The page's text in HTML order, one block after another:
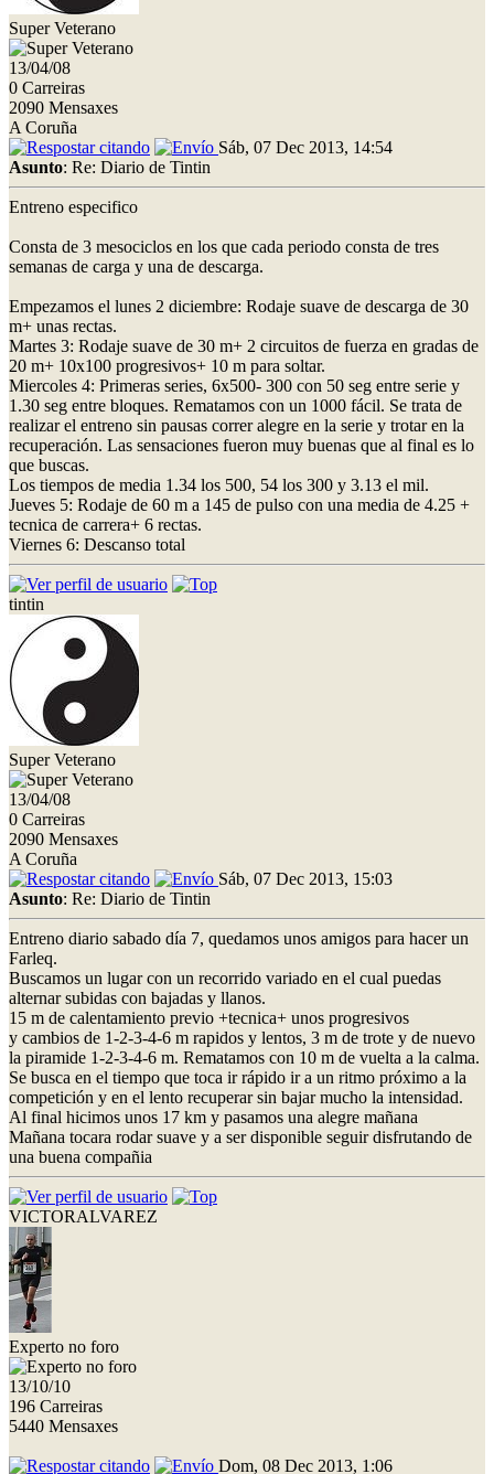
Super Veterano
13/04/08
0 Carreiras
2090 Mensaxes
A Coruña
Sáb, 07 Dec 2013, 14:54
Asunto: Re: Diario de Tintin
Entreno especifico
Consta de 3 mesociclos en los que cada periodo consta de tres
semanas de carga y una de descarga.
Empezamos el lunes 2 diciembre: Rodaje suave de descarga de 30
m+ unas rectas.
Martes 3: Rodaje suave de 30 m+ 2 circuitos de fuerza en gradas de
20 m+ 10x100 progresivos+ 10 m para soltar.
Miercoles 4: Primeras series, 6x500- 300 con 50 seg entre serie y
1.30 seg entre bloques. Rematamos con un 1000 fácil. Se trata de
realizar el entreno sin pausas correr alegre en la serie y trotar en la
recuperación. Las sensaciones fueron muy buenas que al final es lo
que buscas.
Los tiempos de media 1.34 los 500, 54 los 300 y 3.13 el mil.
Jueves 5: Rodaje de 60 m a 145 de pulso con una media de 4.25 +
tecnica de carrera+ 6 rectas.
Viernes 6: Descanso total
tintin
Super Veterano
13/04/08
0 Carreiras
2090 Mensaxes
A Coruña
Sáb, 07 Dec 2013, 15:03
Asunto: Re: Diario de Tintin
Entreno diario sabado día 7, quedamos unos amigos para hacer un
Farleq.
Buscamos un lugar con un recorrido variado en el cual puedas
alternar subidas con bajadas y llanos.
15 m de calentamiento previo +tecnica+ unos progresivos
y cambios de 1-2-3-4-6 m rapidos y lentos, 3 m de trote y de nuevo
la piramide 1-2-3-4-6 m. Rematamos con 10 m de vuelta a la calma.
Se busca en el tiempo que toca ir rápido ir a un ritmo próximo a la
competición y en el lento recuperar sin bajar mucho la intensidad.
Al final hicimos unos 17 km y pasamos una alegre mañana
Mañana tocara rodar suave y a ser disponible seguir disfrutando de
una buena compañia
VICTORALVAREZ
Experto no foro
13/10/10
196 Carreiras
5440 Mensaxes
Dom, 08 Dec 2013, 1:06